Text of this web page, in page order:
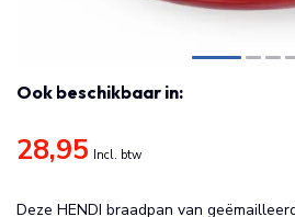
Ook beschikbaar in:
28,95 Incl. btw
Deze HENDI braadpan van